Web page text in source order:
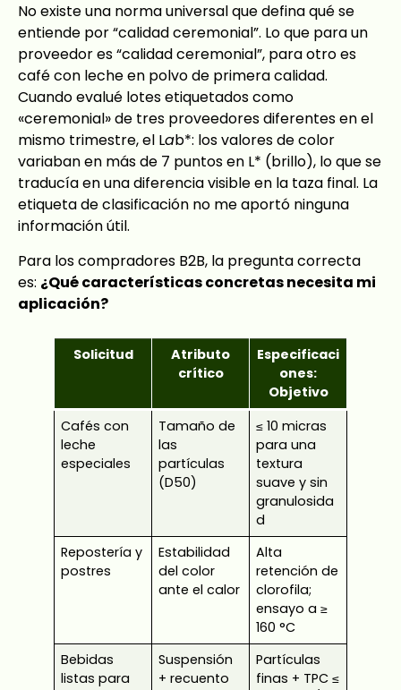
No existe una norma universal que defina qué se
entiende por “calidad ceremonial”. Lo que para un
proveedor es “calidad ceremonial”, para otro es
café con leche en polvo de primera calidad.
Cuando evalué lotes etiquetados como
«ceremonial» de tres proveedores diferentes en el
mismo trimestre, el Lab*: los valores de color
variaban en más de 7 puntos en L* (brillo), lo que se
traducía en una diferencia visible en la taza final. La
etiqueta de clasificación no me aportó ninguna
información útil.
Para los compradores B2B, la pregunta correcta
es: ¿Qué características concretas necesita mi
aplicación?
Solicitud
Atributo
crítico
Especificaci
ones:
Objetivo
Cafés con
leche
especiales
Tamaño de
las
partículas
(D50)
≤ 10 micras
para una
textura
suave y sin
granulosida
d
Repostería y
postres
Estabilidad
del color
ante el calor
Alta
retención de
clorofila;
ensayo a ≥
160 °C
Bebidas
listas para
Suspensión
+ recuento
Partículas
finas + TPC ≤